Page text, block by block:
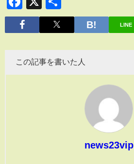
有
LINE
この記事を書いた人
news23vip